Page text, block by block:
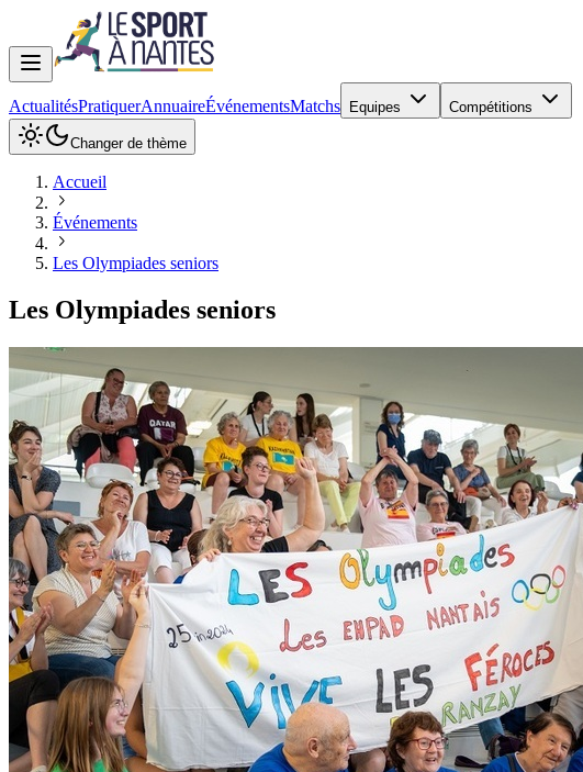
ActualitésPratiquerAnnuaireÉvénementsMatchs Equipes Compétitions
Changer de thème
Accueil
Événements
Les Olympiades seniors
Les Olympiades seniors